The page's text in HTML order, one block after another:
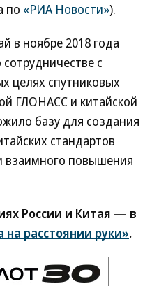
по «РИА Новости»).
в ноябре 2018 года
с
целях спутниковых
ГЛОНАСС и китайской
базу для создания
стандартов
взаимного повышения
России и Китая — в
расстоянии руки».